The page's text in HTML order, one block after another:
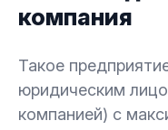
компания
Такое
юридическим
компанией) с